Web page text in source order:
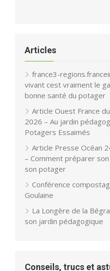
Articles
france3-
vivant cest vraiment le
bonne santé du potager
Article Ouest France
2026 – Au jardin
Potagers Essaimés
Article Presse Océan
– Comment préparer
son potager
Conférence
Goulaine
La Longère de la
son jardin pédagogique
Conseils, trucs et